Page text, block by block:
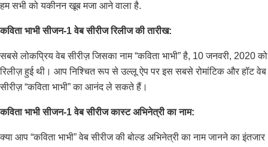
हम सभी को यकीनन खूब मजा आने वाला है.
कविता भाभी सीजन-1 वेब सीरीज रिलीज की तारीख:
सबसे लोकप्रिय वेब सीरीज़ जिसका नाम “कविता भाभी” है, 10 जनवरी, 2020 को
रिलीज़ हुई थी। आप निश्चित रूप से उल्लू ऐप पर इस सबसे रोमांटिक और हॉट वेब
सीरीज़ “कविता भाभी” का आनंद ले सकते हैं।
कविता भाभी सीजन-1 वेब सीरीज कास्ट अभिनेत्री का नाम:
क्या आप “कविता भाभी” वेब सीरीज की बोल्ड अभिनेत्री का नाम जानने का इंतजार